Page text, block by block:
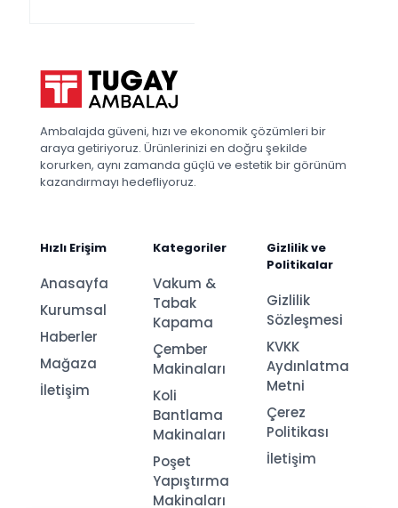
Ambalajda güveni, hızı ve ekonomik çözümleri bir
araya getiriyoruz. Ürünlerinizi en doğru şekilde
korurken, aynı zamanda güçlü ve estetik bir görünüm
kazandırmayı hedefliyoruz.
Hızlı Erişim
Anasayfa
Kurumsal
Haberler
Mağaza
İletişim
Kategoriler
Vakum &
Tabak
Kapama
Çember
Makinaları
Koli
Bantlama
Makinaları
Poşet
Yapıştırma
Makinaları
Gizlilik ve
Politikalar
Gizlilik
Sözleşmesi
KVKK
Aydınlatma
Metni
Çerez
Politikası
İletişim